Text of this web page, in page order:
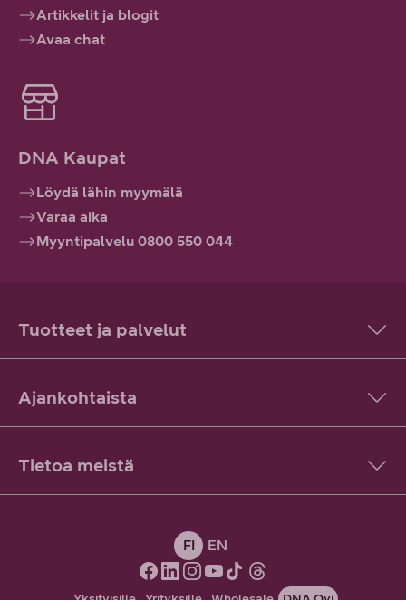
Artikkelit ja blogit
Avaa chat
DNA Kaupat
Löydä lähin myymälä
Varaa aika
Myyntipalvelu 0800 550 044
Tuotteet ja palvelut
Ajankohtaista
Tietoa meistä
FI EN